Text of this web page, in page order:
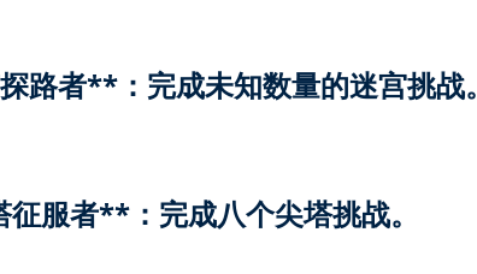
路者**：完成未知数量的迷宫挑战。
服者**：完成八个尖塔挑战。